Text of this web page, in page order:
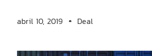
abril 10, 2019 Deal